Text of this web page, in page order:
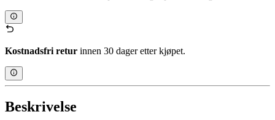
Kostnadsfri retur innen 30 dager etter kjøpet.
Beskrivelse